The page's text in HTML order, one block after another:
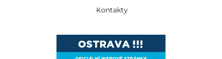
Kontakty